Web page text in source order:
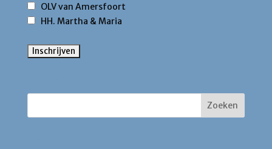
OLV van Amersfoort
HH. Martha & Maria